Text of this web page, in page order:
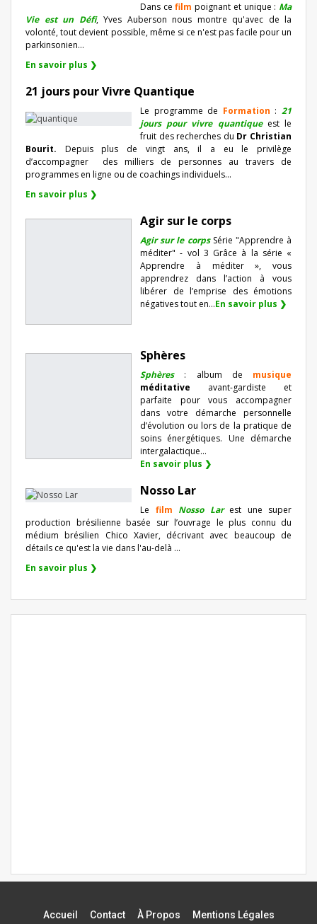
Dans cefilm poignant et unique : Ma
Vie est un Défi, Yves Auberson nous montre qu'avec de la
volonté, tout devient possible, même si ce n'est pas facile pour un
parkinsonien…
En savoir plus ❯
21 jours pour Vivre Quantique
Le programme de Formation :21
jours pour vivre quantiqueest le
fruit des recherches du Dr Christian
Bourit. Depuis plus de vingt ans, il a eu le privilège
d’accompagner
des milliers de personnes au travers de
programmes en ligne ou de coachings individuels…
En savoir plus ❯
Agir sur le corps
Agir sur le corpsSérie "Apprendre à
méditer" - vol 3 Grâce à la série «
Apprendre à méditer », vous
apprendrez dans l’action à vous
libérer de l’emprise des émotions
négatives tout en...En savoir plus ❯
Sphères
Sphères: album de musique
méditative avant-gardiste et
parfaite pour vous accompagner
dans votre démarche personnelle
d’évolution ou lors de la pratique de
soins énergétiques. Une démarche
intergalactique...
En savoir plus ❯
Nosso Lar
Le film Nosso Lar est une super
production brésilienne basée sur l’ouvrage le plus connu du
médium brésilien Chico Xavier, décrivant avec beaucoup de
détails ce qu'est la vie dans l'au-delà ...
En savoir plus ❯
Accueil Contact À Propos Mentions Légales